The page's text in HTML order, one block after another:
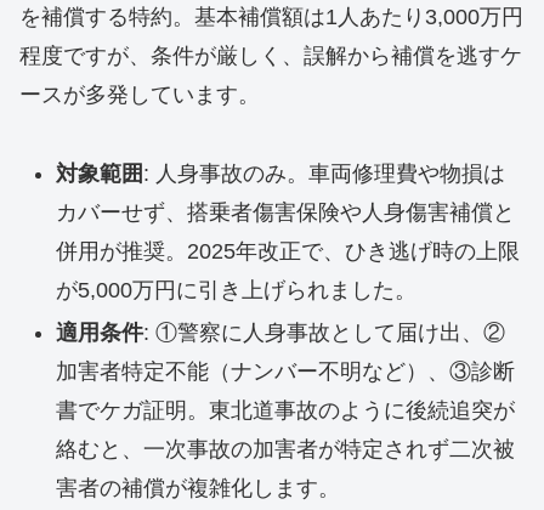
を補償する特約。基本補償額は1人あたり3,000万円
程度ですが、条件が厳しく、誤解から補償を逃すケ
ースが多発しています。
対象範囲 : 人身事故のみ。車両修理費や物損は
カバーせず、搭乗者傷害保険や人身傷害補償と
併用が推奨。2025年改正で、ひき逃げ時の上限
が5,000万円に引き上げられました。
適用条件: ①警察に人身事故として届け出、②
加害者特定不能（ナンバー不明など）、③診断
書でケガ証明。東北道事故のように後続追突が
絡むと、一次事故の加害者が特定されず二次被
害者の補償が複雑化します。